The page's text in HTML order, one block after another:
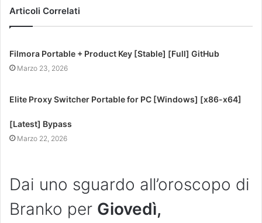
Articoli Correlati
Filmora Portable + Product Key [Stable] [Full] GitHub
Marzo 23, 2026
Elite Proxy Switcher Portable for PC [Windows] [x86-x64]
[Latest] Bypass
Marzo 22, 2026
Dai uno sguardo all’oroscopo di
Branko per Giovedì,